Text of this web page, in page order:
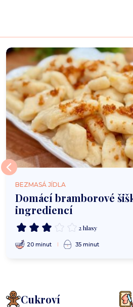
BEZMASÁ JÍDLA
Domácí bramborové
ingrediencí
2 hlasy
20 minut 35 minut
Cukroví